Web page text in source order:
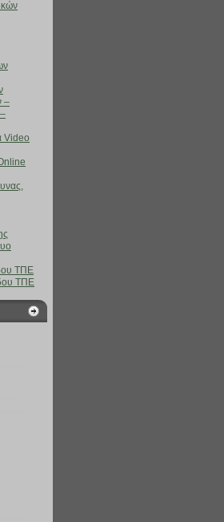
–
Video
ΤΠΕ
ΤΠΕ